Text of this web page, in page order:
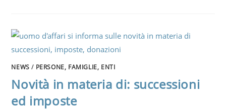
NEWS / PERSONE, FAMIGLIE, ENTI
Novità in materia di: successioni
ed imposte